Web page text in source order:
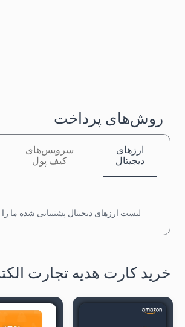
روش‌های پرداخت
ارزهای
دیجیتال
سرویس‌های
کیف پول
لیست ارزهای دیجیتال پشتیبانی شده ما
خرید کارت هدیه تجارت